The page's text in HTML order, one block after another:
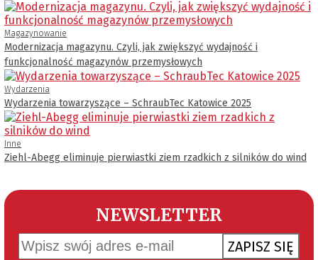
Magazynowanie
Modernizacja magazynu. Czyli, jak zwiększyć wydajność i
funkcjonalność magazynów przemysłowych
Wydarzenia
Wydarzenia towarzyszące – SchraubTec Katowice 2025
Inne
Ziehl-Abegg eliminuje pierwiastki ziem rzadkich z silników do wind
NEWSLETTER
ZAPISZ SIĘ